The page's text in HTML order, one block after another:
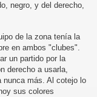
negro, y del derecho,
de la zona tenía la
en ambos "clubes".
un partido por la
derecho a usarla,
nunca más. Al cotejo lo
sus colores